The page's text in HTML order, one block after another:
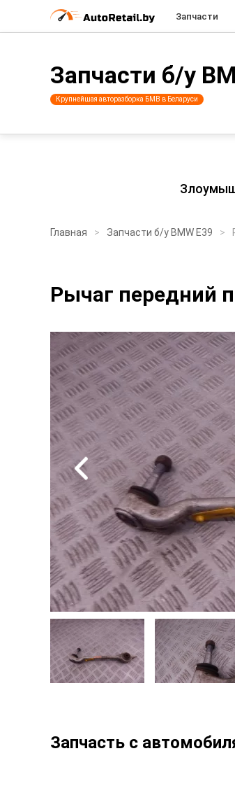
Запчасти
Запчасти б/у
Крупнейшая авторазборка БМВ в Беларуси
Главная Запчасти б/у BMW E39
Рычаг передний
Запчасть с